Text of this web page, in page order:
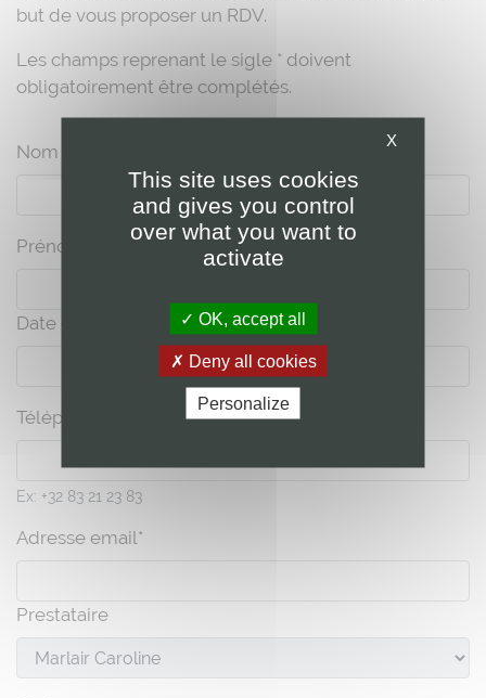
but de vous proposer un RDV.
Les champs reprenant le sigle * doivent
obligatoirement être complétés.
Nom *
Prénom*
Date de naissance*
Téléphone *
Ex: +32 83 21 23 83
Adresse email*
Prestataire
X
This site uses cookies
and gives you control
over what you want to
activate
OK, accept all
Deny all cookies
Personalize